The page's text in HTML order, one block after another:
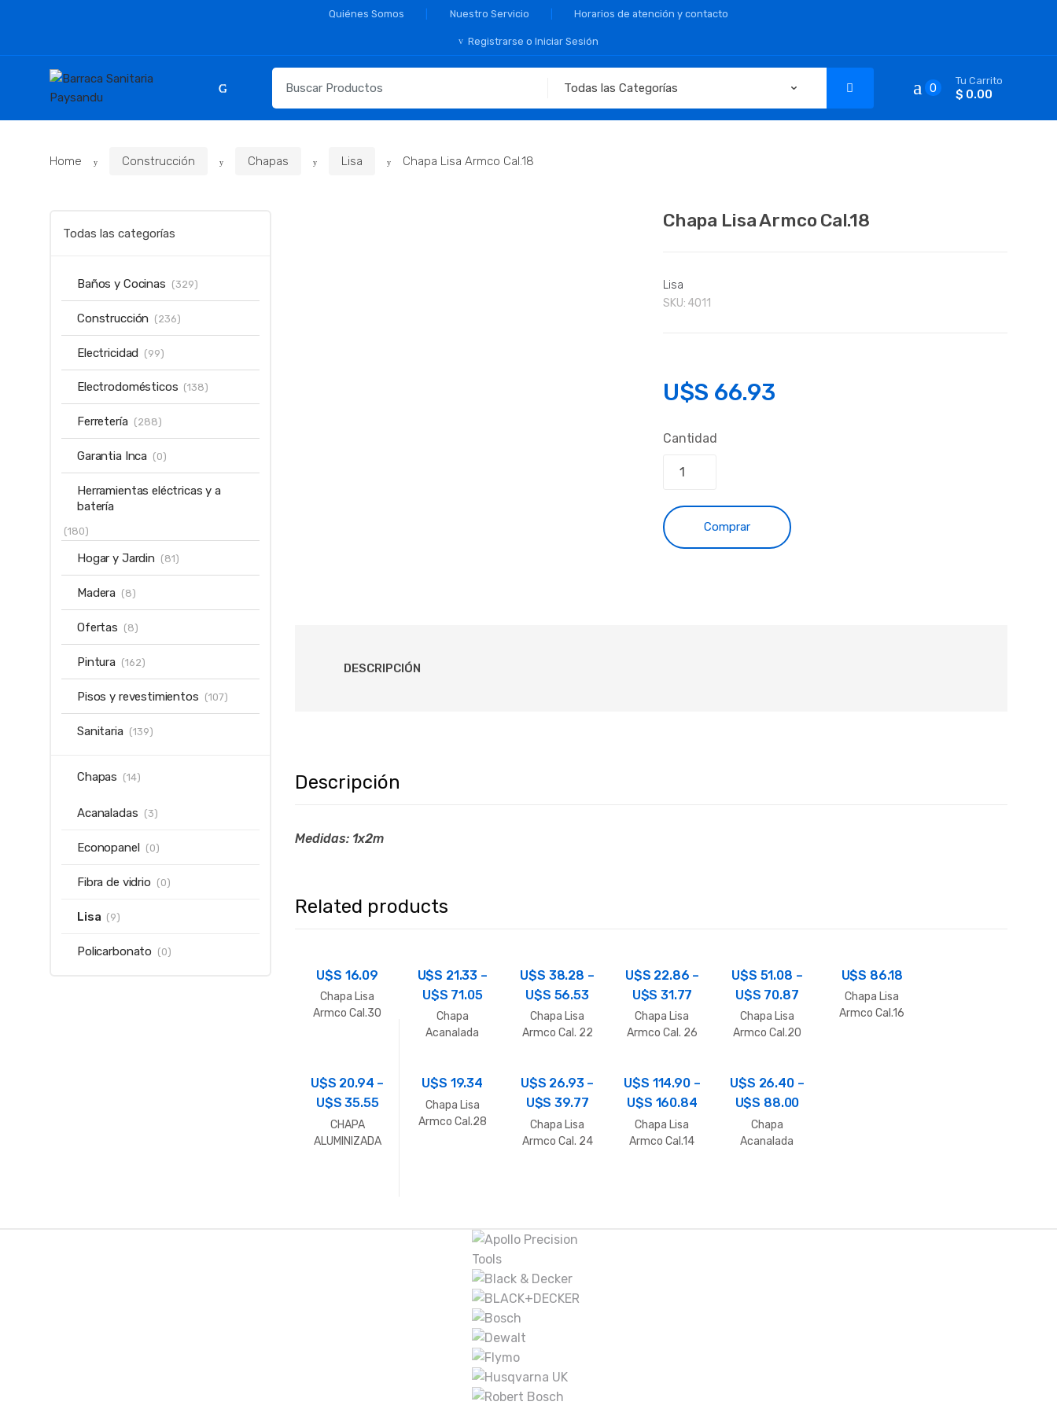
Quiénes Somos Nuestro Servicio Horarios de atención y contacto
Registrarse o Iniciar Sesión
para:
0
Tu Carrito
$ 0.00
Home Construcción Chapas Lisa Chapa Lisa Armco Cal.18
Chapa Lisa Armco Cal.18
Lisa
SKU: 4011
U$S 66.93
Cantidad
Comprar
DESCRIPCIÓN
Descripción
Medidas: 1x2m
Related products
U$S 16.09
Chapa Lisa
Armco Cal.30
U$S 21.33 –
U$S 71.05
Chapa
Acanalada
U$S 38.28 –
U$S 56.53
Chapa Lisa
Armco Cal. 22
U$S 22.86 –
U$S31.77
Chapa Lisa
Armco Cal. 26
U$S 51.08 –
U$S 70.87
Chapa Lisa
Armco Cal.20
U$S 86.18
Chapa Lisa
Armco Cal.16
U$S 20.94 –
U$S35.55
CHAPA
ALUMINIZADA
U$S 19.34
Chapa Lisa
Armco Cal.28
U$S 26.93–
U$S39.77
Chapa Lisa
Armco Cal. 24
U$S 114.90–
U$S 160.84
Chapa Lisa
Armco Cal.14
U$S 26.40–
U$S 88.00
Chapa
Acanalada
Todas las categorías
Baños y Cocinas (329)
Construcción (236)
Electricidad (99)
Electrodomésticos (138)
Ferretería (288)
Garantia Inca (0)
Herramientas eléctricas y a
batería
(180)
Hogar y Jardin (81)
Madera (8)
Ofertas (8)
Pintura (162)
Pisos y revestimientos (107)
Sanitaria (139)
Chapas (14)
Acanaladas (3)
Econopanel (0)
Fibra de vidrio (0)
Lisa (9)
Policarbonato (0)